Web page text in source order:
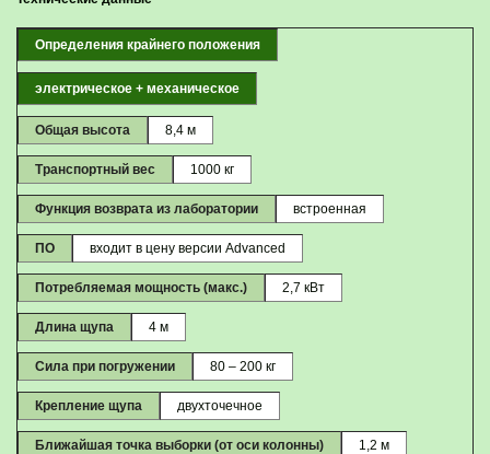
Определения крайнего положения
электрическое + механическое
Общая высота 8,4 м
Транспортный вес 1000 кг
Функция возврата из лаборатории встроенная
ПО входит в цену версии Advanced
Потребляемая мощность (макс.) 2,7 кВт
Длина щупа 4 м
Сила при погружении 80 – 200 кг
Крепление щупа двухточечное
Ближайшая точка выборки (от оси колонны) 1,2 м